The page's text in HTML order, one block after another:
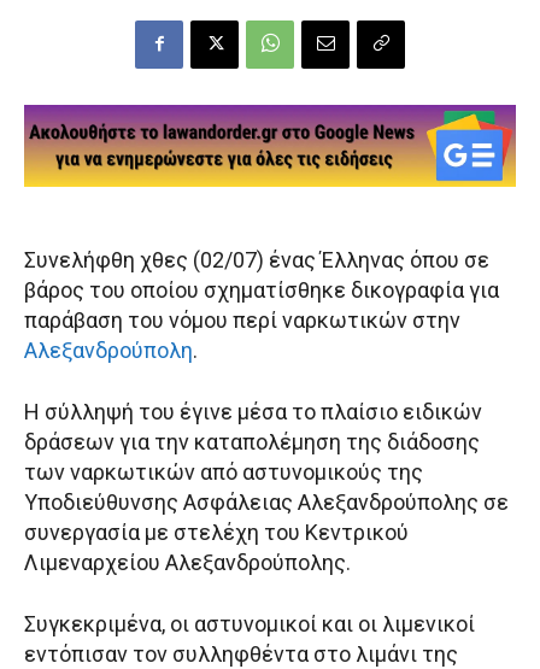
Συνελήφθη χθες (02/07) ένας Έλληνας όπου σε
βάρος του οποίου σχηματίσθηκε δικογραφία για
παράβαση του νόμου περί ναρκωτικών στην
Αλεξανδρούπολη.
Η σύλληψή του έγινε μέσα το πλαίσιο ειδικών
δράσεων για την καταπολέμηση της διάδοσης
των ναρκωτικών από αστυνομικούς της
Υποδιεύθυνσης Ασφάλειας Αλεξανδρούπολης σε
συνεργασία με στελέχη του Κεντρικού
Λιμεναρχείου Αλεξανδρούπολης.
Συγκεκριμένα, οι αστυνομικοί και οι λιμενικοί
εντόπισαν τον συλληφθέντα στο λιμάνι της